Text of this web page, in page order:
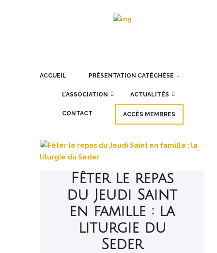
ACCUEIL PRÉSENTATION CATÉCHÈSE
L’ASSOCIATION ACTUALITÉS
CONTACT ACCÈS MEMBRES
Fêter le repas
du Jeudi Saint
en famille : la
liturgie du
Seder